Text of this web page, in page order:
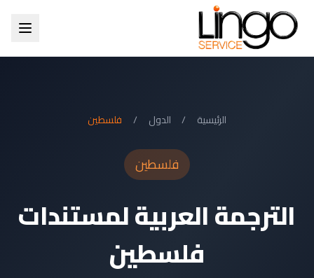
الرئيسية / الدول / فلسطين
فلسطين
الترجمة العربية لمستندات
فلسطين